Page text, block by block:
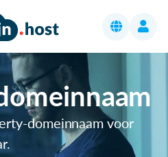
domeinnaam voor